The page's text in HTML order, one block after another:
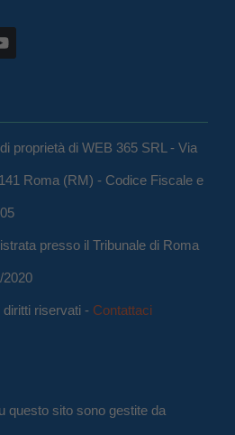
proprietà di WEB 365 SRL - Via
Roma (RM) - Codice Fiscale e
presso il Tribunale di Roma
2020
riservati - Contattaci
questo sito sono gestite da